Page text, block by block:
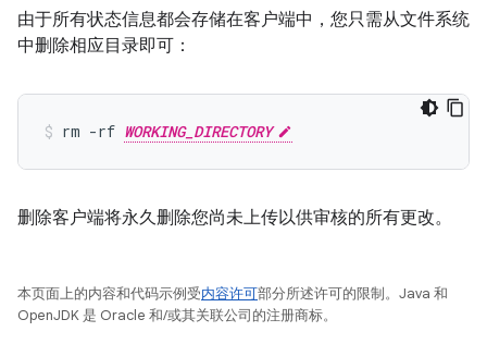
由于所有状态信息都会存储在客户端中，您只需从文件系统
中删除相应目录即可：
rm -rf WORKING_DIRECTORY
删除客户端将永久删除您尚未上传以供审核的所有更改。
本页面上的内容和代码示例受内容许可部分所述许可的限制。Java 和
OpenJDK 是 Oracle 和/或其关联公司的注册商标。